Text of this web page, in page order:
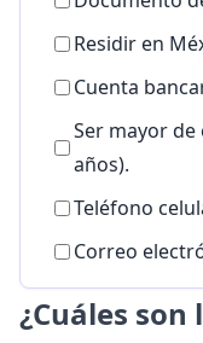
Residir en
Cuenta
Ser mayor de
años).
Teléfono
Correo
¿Cuáles